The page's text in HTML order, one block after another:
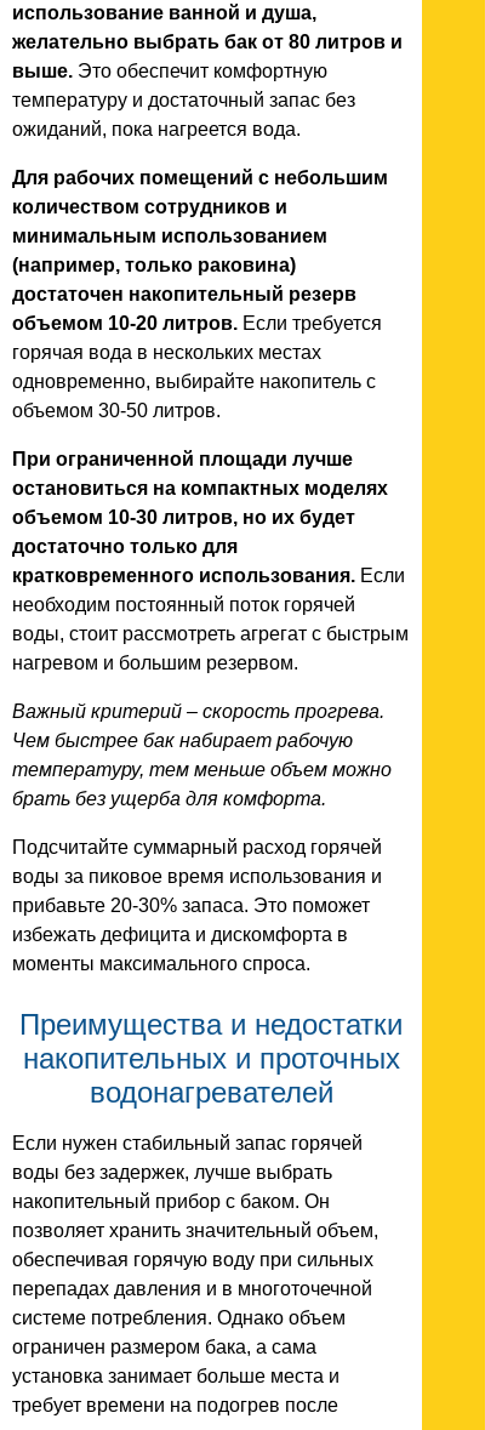
использование ванной и душа,
желательно выбрать бак от 80 литров и
выше. Это обеспечит комфортную
температуру и достаточный запас без
ожиданий, пока нагреется вода.
Для рабочих помещений с небольшим
количеством сотрудников и
минимальным использованием
(например, только раковина)
достаточен накопительный резерв
объемом 10-20 литров. Если требуется
горячая вода в нескольких местах
одновременно, выбирайте накопитель с
объемом 30-50 литров.
При ограниченной площади лучше
остановиться на компактных моделях
объемом 10-30 литров, но их будет
достаточно только для
кратковременного использования. Если
необходим постоянный поток горячей
воды, стоит рассмотреть агрегат с быстрым
нагревом и большим резервом.
Важный критерий – скорость прогрева.
Чем быстрее бак набирает рабочую
температуру, тем меньше объем можно
брать без ущерба для комфорта.
Подсчитайте суммарный расход горячей
воды за пиковое время использования и
прибавьте 20-30% запаса. Это поможет
избежать дефицита и дискомфорта в
моменты максимального спроса.
Преимущества и недостатки
накопительных и проточных
водонагревателей
Если нужен стабильный запас горячей
воды без задержек, лучше выбрать
накопительный прибор с баком. Он
позволяет хранить значительный объем,
обеспечивая горячую воду при сильных
перепадах давления и в многоточечной
системе потребления. Однако объем
ограничен размером бака, а сама
установка занимает больше места и
требует времени на подогрев после